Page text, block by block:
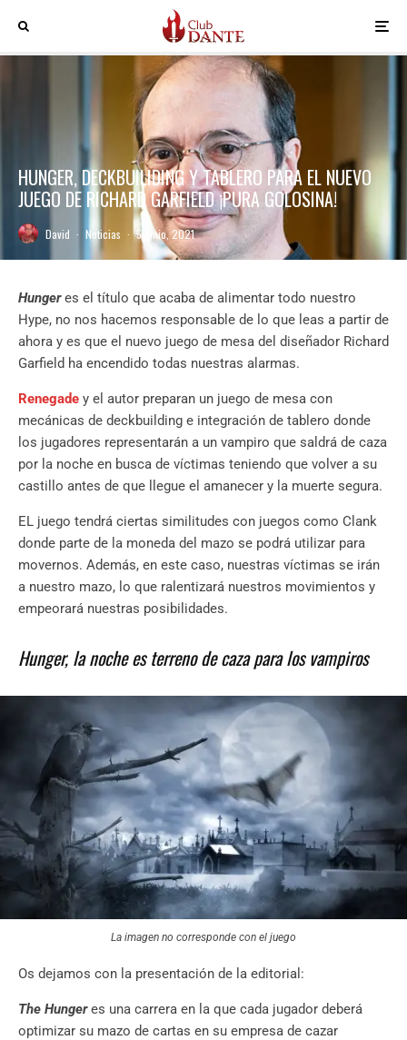
HUNGER, DECKBUILIDING Y TABLERO PARA EL NUEVO
JUEGO DE RICHARD GARFIELD ¡PURA GOLOSINA!
David · Noticias · 5 junio, 2021
Hungeres el título que acaba de alimentar todo nuestro
Hype, no nos hacemos responsable de lo que leas a partir de
ahora y es que el nuevo juego de mesa del diseñador Richard
Garfield ha encendido todas nuestras alarmas.
Renegade y el autor preparan un juego de mesa con
mecánicas de deckbuilding e integración de tablero donde
los jugadores representarán a un vampiro que saldrá de caza
por la noche en busca de víctimas teniendo que volver a su
castillo antes de que llegue el amanecer y la muerte segura.
EL juego tendrá ciertas similitudes con juegos como Clank
donde parte de la moneda del mazo se podrá utilizar para
movernos. Además, en este caso, nuestras víctimas se irán
a nuestro mazo, lo que ralentizará nuestros movimientos y
empeorará nuestras posibilidades.
Hunger, la noche es terreno de caza para los vampiros
La imagen no corresponde con el juego
Os dejamos con la presentación de la editorial:
The Hunger es una carrera en la que cada jugador deberá
optimizar su mazo de cartas en su empresa de cazar